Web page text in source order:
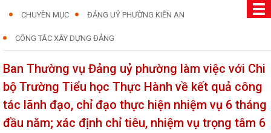
CHUYÊN MỤC ĐẢNG UỶ PHƯỜNG KIẾN AN
CÔNG TÁC XÂY DỰNG ĐẢNG
Ban Thường vụ Đảng uỷ phường làm việc với Chi
bộ Trường Tiểu học Thực Hành về kết quả công
tác lãnh đạo, chỉ đạo thực hiện nhiệm vụ 6 tháng
đầu năm; xác định chỉ tiêu, nhiệm vụ trọng tâm 6